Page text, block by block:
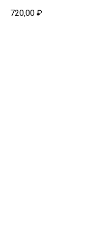
720,00 ₽